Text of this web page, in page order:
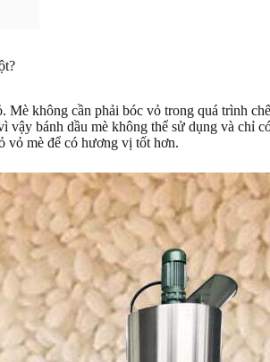
Mè không cần phải bóc vỏ trong quá trình
vậy bánh dầu mè không thể sử dụng và chỉ
vỏ mè để có hương vị tốt hơn.